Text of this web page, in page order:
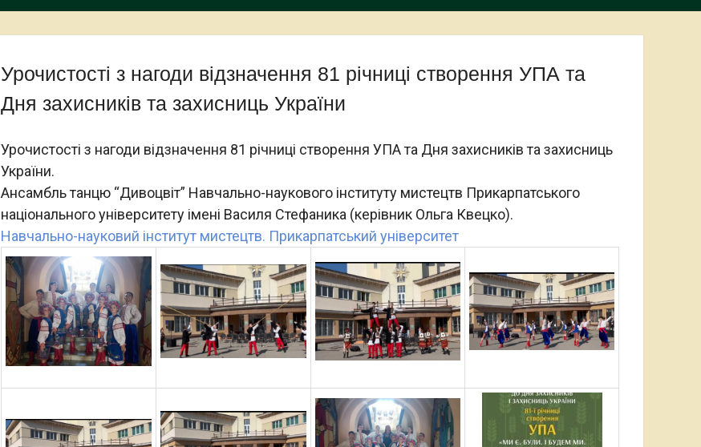
Урочистості з нагоди відзначення 81 річниці створення УПА та
Дня захисників та захисниць України
Урочистості з нагоди відзначення 81 річниці створення УПА та Дня захисників та захисниць
України.
Ансамбль танцю “Дивоцвіт” Навчально-наукового інституту мистецтв Прикарпатського
національного університету імені Василя Стефаника (керівник Ольга Квецко).
Навчально-науковий інститут мистецтв. Прикарпатський університет